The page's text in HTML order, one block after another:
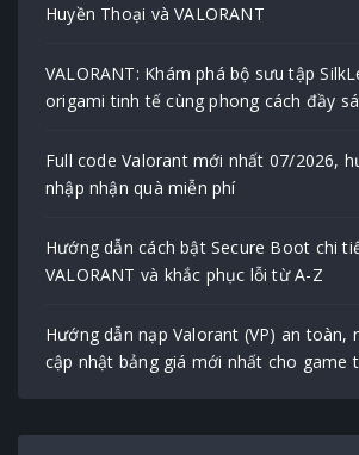
Huyền Thoại và VALORANT
VALORANT: Khám phá bộ sưu tập
origami tinh tế cùng phong cách đầy
Full code Valorant mới nhất 07/2026,
nhập nhận quà miễn phí
Hướng dẫn cách bật Secure Boot chi
VALORANT và khắc phục lỗi từ A-Z
Hướng dẫn nạp Valorant (VP) an toàn,
cập nhật bảng giá mới nhất cho game